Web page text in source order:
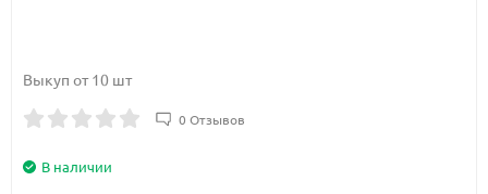
Выкуп от 10 шт
0 Отзывов
В наличии